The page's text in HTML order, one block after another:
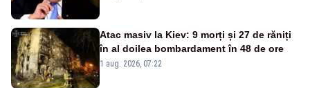
Atac masiv la Kiev: 9 morți și 27 de răniți
în al doilea bombardament în 48 de ore
1 aug. 2026, 07:22